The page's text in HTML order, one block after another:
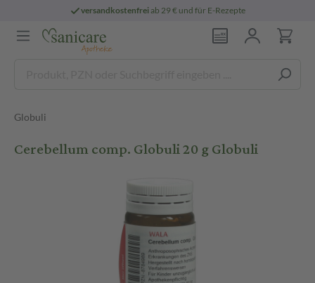
versandkostenfreiab 29 € und für E-Rezepte
Globuli
Cerebellum comp. Globuli 20 g Globuli